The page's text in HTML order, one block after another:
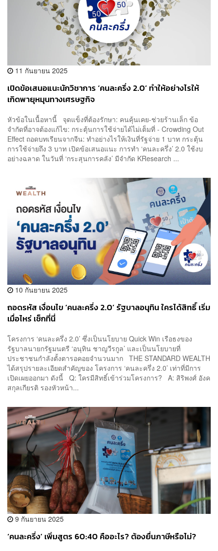
11 กันยายน 2025
เปิดข้อเสนอแนะนักวิชาการ ‘คนละครึ่ง 2.0’ ทำให้อย่างไรให้
เกิดพายุหมุนทางเศรษฐกิจ
หัวข้อในเนื้อหานี้ จุดแข็งที่ต้องรักษา: คนคุ้นเคย-ช่วยร้านเล็ก ข้อ
จำกัดที่อาจต้องแก้ไข: กระตุ้นการใช้จ่ายได้ไม่เต็มที่ - Crowding Out
Effect ถอดบทเรียนจากจีน: ทำอย่างไรให้เงินที่รัฐจ่าย 1 บาท กระตุ้น
การใช้จ่ายถึง 3 บาท เปิดข้อเสนอแนะ การทำ ‘คนละครึ่ง’ 2.0 ใช้งบ
อย่างฉลาด ในวันที่ ‘กระสุนการคลัง’ มีจำกัด KResearch ...
10 กันยายน 2025
ถอดรหัส เงื่อนไข ‘คนละครึ่ง 2.0’ รัฐบาลอนุทิน ใครได้สิทธิ์ เริ่ม
เมื่อไหร่ เช็กที่นี่
โครงการ ‘คนละครึ่ง 2.0’ ซึ่งเป็นนโยบาย Quick Win เรือธงของ
รัฐบาลนายกรัฐมนตรี ‘อนุทิน ชาญวีรกูล’ และเป็นนโยบายที่
ประชาชนกำลังตั้งตารอคอยจำนวนมาก THE STANDARD WEALTH
ได้สรุปรายละเอียดสำคัญของ โครงการ ‘คนละครึ่ง 2.0’ เท่าที่มีการ
เปิดเผยออกมา ดังนี้ Q: ใครมีสิทธิ์เข้าร่วมโครงการ? A: สิริพงศ์ อังค
สกุลเกียรติ รองหัวหน้า...
9 กันยายน 2025
‘คนละครึ่ง’ เพิ่มสูตร 60:40 คืออะไร? ต้องยื่นภาษีหรือไม่?